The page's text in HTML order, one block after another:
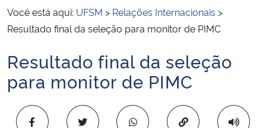
Ministério das Relações Exteriores
Ministério da Infraestrutura
Você está aqui: UFSM > Relações Internacionais >
Resultado final da seleção para monitor de PIMC
Início do conteúdo
Resultado final da seleção
para monitor de PIMC
Copiar para área